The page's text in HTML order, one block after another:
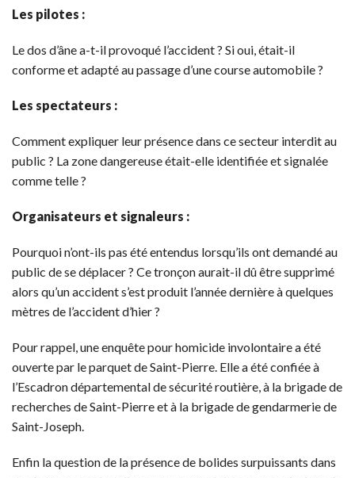
Les pilotes :
Le dos d’âne a-t-il provoqué l’accident ? Si oui, était-il
conforme et adapté au passage d’une course automobile ?
Les spectateurs :
Comment expliquer leur présence dans ce secteur interdit au
public ? La zone dangereuse était-elle identifiée et signalée
comme telle ?
Organisateurs et signaleurs :
Pourquoi n’ont-ils pas été entendus lorsqu’ils ont demandé au
public de se déplacer ? Ce tronçon aurait-il dû être supprimé
alors qu’un accident s’est produit l’année dernière à quelques
mètres de l’accident d’hier ?
Pour rappel, une enquête pour homicide involontaire a été
ouverte par le parquet de Saint-Pierre. Elle a été confiée à
l’Escadron départemental de sécurité routière, à la brigade de
recherches de Saint-Pierre et à la brigade de gendarmerie de
Saint-Joseph.
Enfin la question de la présence de bolides surpuissants dans